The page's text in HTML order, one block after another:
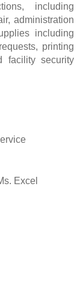
including
administration
including
printing
facility security
Excel